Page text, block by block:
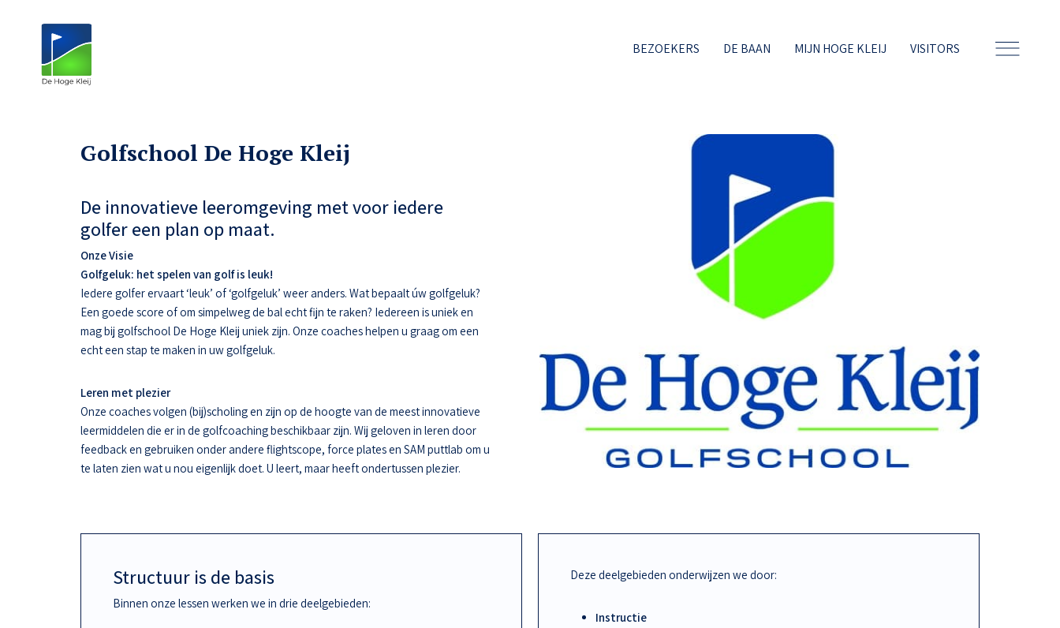
BEZOEKERS DE BAAN MIJN HOGE KLEIJ VISITORS
Golfschool De Hoge Kleij
De innovatieve leeromgeving met voor iedere
golfer een plan op maat.
Onze Visie
Golfgeluk: het spelen van golf is leuk!
Iedere golfer ervaart ‘leuk’ of ‘golfgeluk’ weer anders. Wat bepaalt úw golfgeluk?
Een goede score of om simpelweg de bal echt fijn te raken? Iedereen is uniek en
mag bij golfschool De Hoge Kleij uniek zijn. Onze coaches helpen u graag om een
echt een stap te maken in uw golfgeluk.
Leren met plezier
Onze coaches volgen (bij)scholing en zijn op de hoogte van de meest innovatieve
leermiddelen die er in de golfcoaching beschikbaar zijn. Wij geloven in leren door
feedback en gebruiken onder andere flightscope, force plates en SAM puttlab om u
te laten zien wat u nou eigenlijk doet. U leert, maar heeft ondertussen plezier.
Structuur is de basis
Binnen onze lessen werken we in drie deelgebieden:
Deze deelgebieden onderwijzen we door:
Instructie